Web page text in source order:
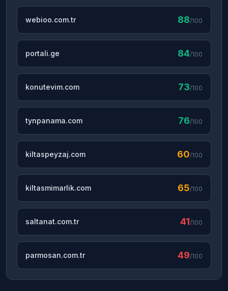
webioo.com.tr 88/100
portali.ge 84/100
konutevim.com 73/100
tynpanama.com 76/100
kiltaspeyzaj.com 60/100
kiltasmimarlik.com 65/100
saltanat.com.tr 41/100
parmosan.com.tr 49/100